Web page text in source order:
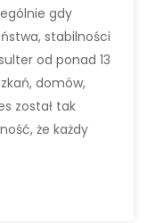
gdy
stabilności
od ponad 13
domów,
został tak
że każdy